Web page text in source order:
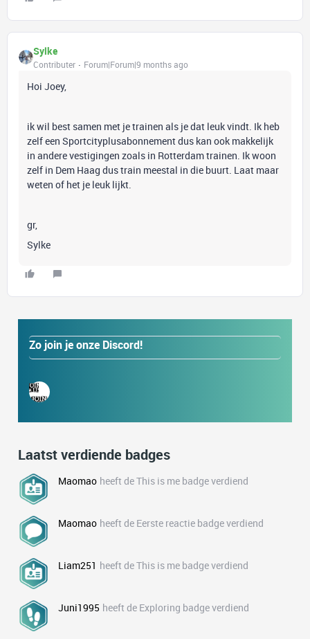
Sylke
Contributer Forum|Forum|9 months ago
Hoi Joey,
ik wil best samen met je trainen als je dat leuk vindt. Ik heb
zelf een Sportcityplusabonnement dus kan ook makkelijk
in andere vestigingen zoals in Rotterdam trainen. Ik woon
zelf in Dem Haag dus train meestal in die buurt. Laat maar
weten of het je leuk lijkt.
gr,
Sylke
Zo join je onze Discord!
Laatst verdiende badges
Maomao heeft de This is me badge verdiend
Maomao heeft de Eerste reactie badge verdiend
Liam251 heeft de This is me badge verdiend
Juni1995 heeft de Exploring badge verdiend